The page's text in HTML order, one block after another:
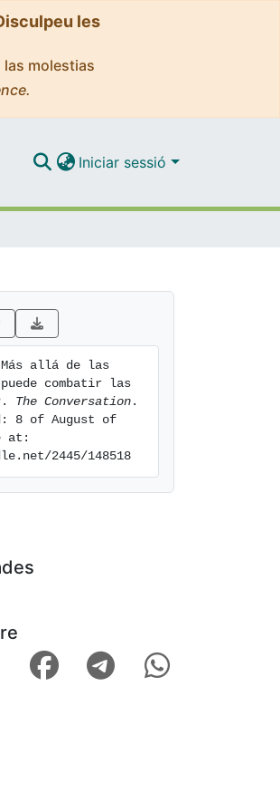
les
molestias
Iniciar sessió
Más allá de las
combatir las
The Conversation .
8 of August of
at:
2445/148518